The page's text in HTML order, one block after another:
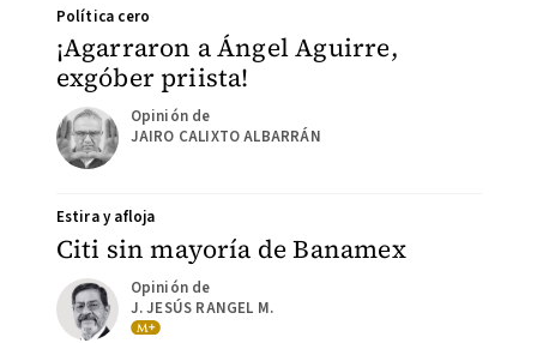
¡Agarraron a Ángel Aguirre,
exgóber priista!
Política cero
JAIRO CALIXTO ALBARRÁN
Citi sin mayoría de Banamex
Estira y afloja
J. JESÚS RANGEL M.